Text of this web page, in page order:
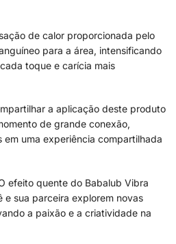
de calor proporcionada pelo
para a área, intensificando
toque e carícia mais
a aplicação deste produto
de grande conexão,
em uma experiência compartilhada
efeito quente do Babalub Vibra
e sua parceira explorem novas
a paixão e a criatividade na